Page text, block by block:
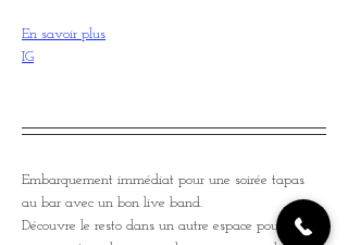
En savoir plus
IG
Embarquement immédiat pour une soirée tapas
au bar avec un bon live band.
Découvre le resto dans un autre espace pour vivre